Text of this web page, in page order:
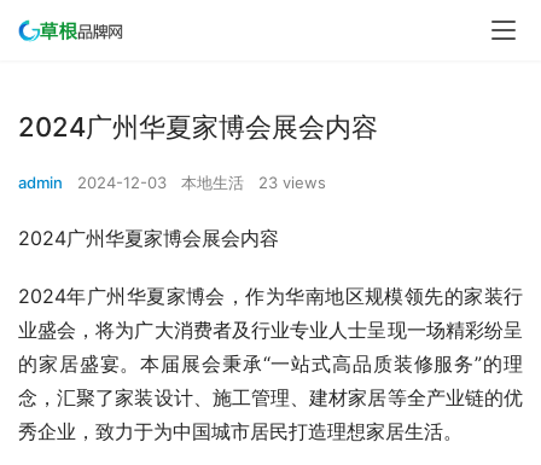
2024广州华夏家博会展会内容
admin 2024-12-03 本地生活 23 views
2024广州华夏家博会展会内容
2024年广州华夏家博会，作为华南地区规模领先的家装行
业盛会，将为广大消费者及行业专业人士呈现一场精彩纷呈
的家居盛宴。本届展会秉承“一站式高品质装修服务”的理
念，汇聚了家装设计、施工管理、建材家居等全产业链的优
秀企业，致力于为中国城市居民打造理想家居生活。